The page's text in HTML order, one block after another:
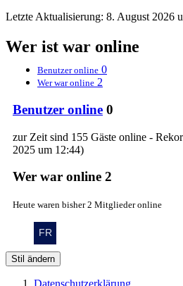
Letzte Aktualisierung: 8. August 2026
Wer ist war online
Benutzer online 0
Wer war online 2
Benutzer online 0
zur Zeit sind 155 Gäste online -
2025 um 12:44)
Wer war online 2
Heute waren bisher 2 Mitglieder online
Stil ändern
Datenschutzerklärung